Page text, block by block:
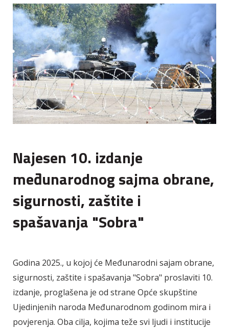
Najesen 10. izdanje
međunarodnog sajma obrane,
sigurnosti, zaštite i
spašavanja "Sobra"
Godina 2025., u kojoj će Međunarodni sajam obrane,
sigurnosti, zaštite i spašavanja "Sobra" proslaviti 10.
izdanje, proglašena je od strane Opće skupštine
Ujedinjenih naroda Međunarodnom godinom mira i
povjerenja. Oba cilja, kojima teže svi ljudi i institucije